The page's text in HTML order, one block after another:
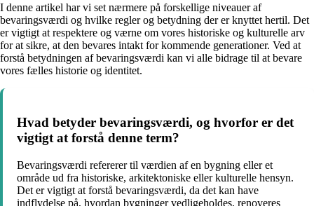
I denne artikel har vi set nærmere på forskellige niveauer af
bevaringsværdi og hvilke regler og betydning der er knyttet hertil. Det
er vigtigt at respektere og værne om vores historiske og kulturelle arv
for at sikre, at den bevares intakt for kommende generationer. Ved at
forstå betydningen af bevaringsværdi kan vi alle bidrage til at bevare
vores fælles historie og identitet.
Hvad betyder bevaringsværdi, og hvorfor er det
vigtigt at forstå denne term?
Bevaringsværdi refererer til værdien af en bygning eller et
område ud fra historiske, arkitektoniske eller kulturelle hensyn.
Det er vigtigt at forstå bevaringsværdi, da det kan have
indflydelse på, hvordan bygninger vedligeholdes, renoveres